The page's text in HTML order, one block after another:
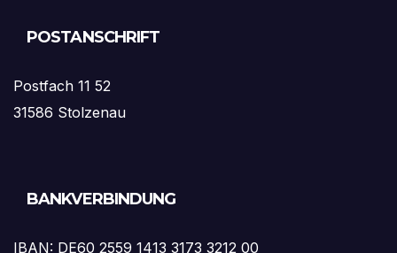
POSTANSCHRIFT
Postfach 11 52
31586 Stolzenau
BANKVERBINDUNG
IBAN: DE60 2559 1413 3173 3212 00